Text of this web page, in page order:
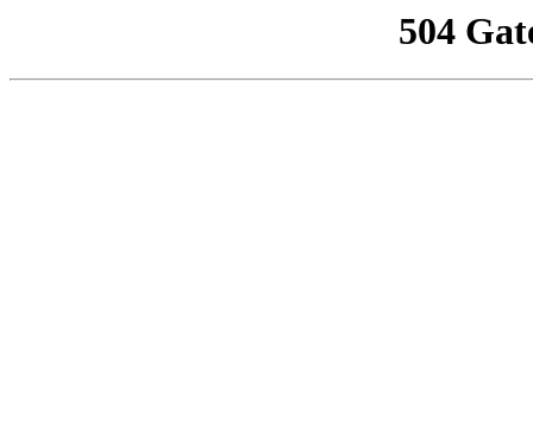
504